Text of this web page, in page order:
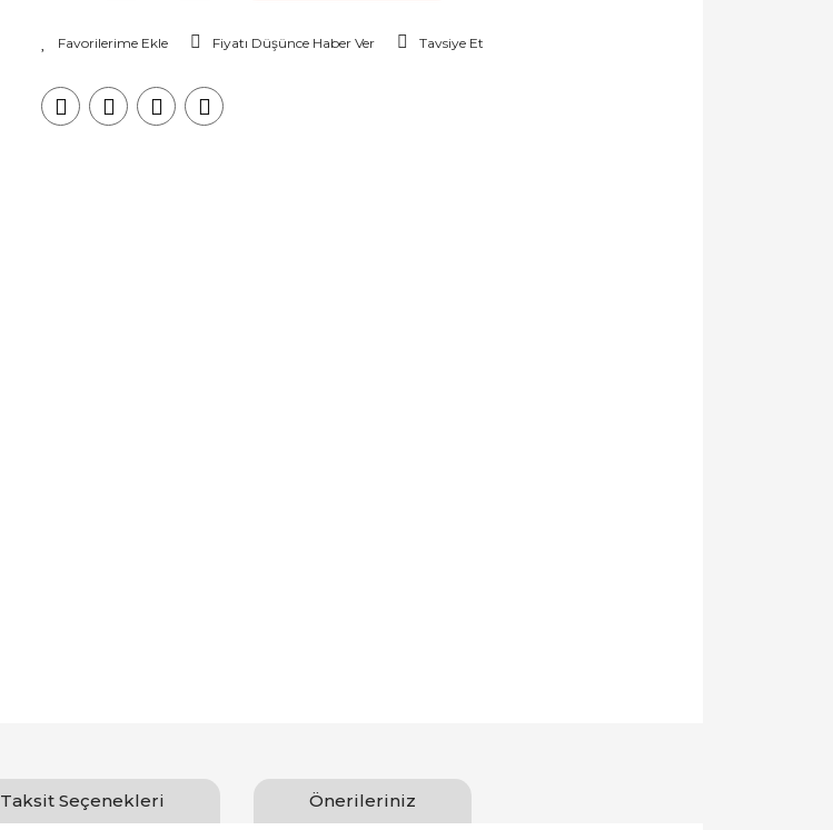
Fiyatı Düşünce Haber Ver Tavsiye Et
Taksit Seçenekleri Önerileriniz